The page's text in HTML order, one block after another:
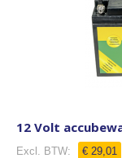
12 Volt
€ 29,01